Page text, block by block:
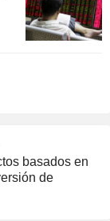
basados en
de